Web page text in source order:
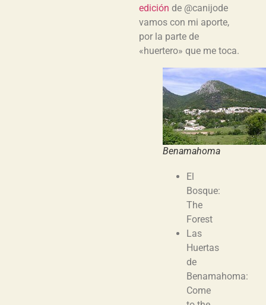
edición de @canijode
vamos con mi aporte,
por la parte de
«huertero» que me toca.
Benamahoma
El
Bosque:
The
Forest
Las
Huertas
de
Benamahoma:
Come